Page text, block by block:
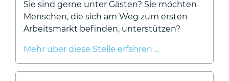
Sie sind gerne unter Gästen? Sie möchten
Menschen, die sich am Weg zum ersten
Arbeitsmarkt befinden, unterstützen?
Mehr über diese Stelle erfahren ...